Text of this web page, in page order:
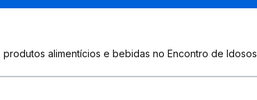
alimentícios e bebidas no Encontro de Idosos